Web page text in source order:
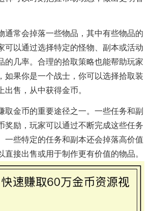
通常会掉落一些物品，其中有些物品的
可以通过选择特定的怪物、副本或活动
的几率。合理的拾取策略也能帮助玩家
如果你是一个战士，你可以选择拾取装
出售，从中获得金币。
取金币的重要途径之一。一些任务和副
奖励，玩家可以通过不断完成这些任务
一些特定的任务和副本还会掉落高价值
直接出售或用于制作更有价值的物品。